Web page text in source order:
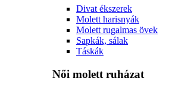
Divat ékszerek
Molett harisnyák
Molett rugalmas övek
Sapkák, sálak
Táskák
Női molett ruházat